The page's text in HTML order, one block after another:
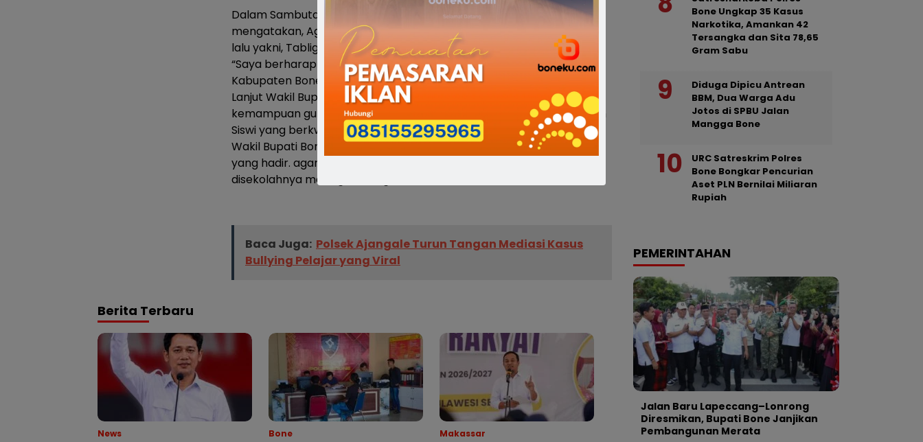
Dalam Sambutannya, Wakil Bupati Bone, Drs.H.Ambo Dalle, MM.
mengatakan, Agenda pertama saya setelah dilantik 26 september
lalu yakni, Tabligh Akbar dan Acara ini.
“Saya berharap program ini didukung penuh oleh Dinas Pendidikan
Kabupaten Bone” jelas Wakil Bupati Bone.
Lanjut Wakil Bupati Bone menjelaskan, Kita ingin meningkatkan
kemampuan guru melalui (PKB) karna kita ingin melahirkan Siswa dan
Siswi yang berkwalitas.
Wakil Bupati Bone juga menitipkan pesan kepada kepala sekolah
yang hadir. agar, memperhatikan upah Guru Honorer yang ada
disekolahnya masing-masing dari Dana Bos.(al87)
Baca Juga: Polsek Ajangale Turun Tangan Mediasi Kasus
Bullying Pelajar yang Viral
Berita Terbaru
News Bone Makassar
Bone Ungkap 35 Kasus
Narkotika, Amankan 42
Tersangka dan Sita 78,65
Gram Sabu
Diduga Dipicu Antrean
BBM, Dua Warga Adu
Jotos di SPBU Jalan
Mangga Bone
URC Satreskrim Polres
Bone Bongkar Pencurian
Aset PLN Bernilai Miliaran
Rupiah
PEMERINTAHAN
Jalan Baru Lapeccang–Lonrong
Diresmikan, Bupati Bone Janjikan
Pembangunan Merata